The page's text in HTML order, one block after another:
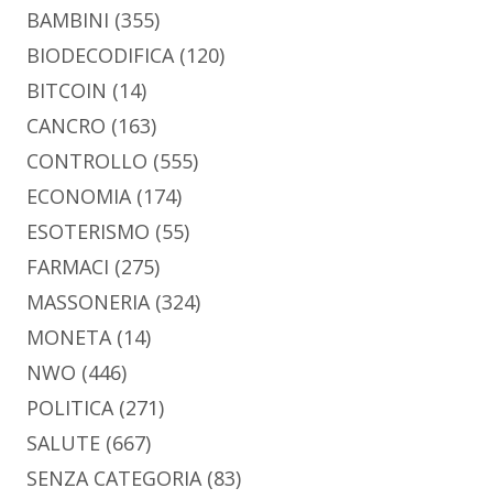
BAMBINI (355)
BIODECODIFICA(120)
BITCOIN (14)
CANCRO (163)
CONTROLLO (555)
ECONOMIA(174)
ESOTERISMO (55)
FARMACI (275)
MASSONERIA(324)
MONETA(14)
NWO (446)
POLITICA(271)
SALUTE (667)
SENZA CATEGORIA(83)